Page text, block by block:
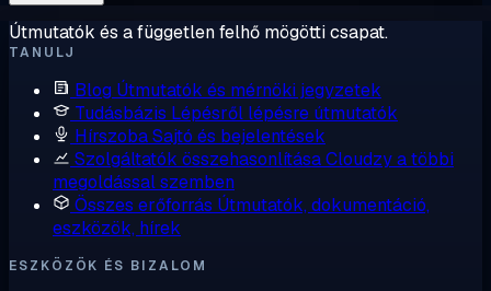
Útmutatók és a független felhő mögötti csapat.
TANULJ
Blog Útmutatók és mérnöki jegyzetek
Tudásbázis Lépésről lépésre útmutatók
HírszobaSajtó és bejelentések
Szolgáltatók összehasonlításaCloudzy a többi
megoldással szemben
Összes erőforrás Útmutatók, dokumentáció,
eszközök, hírek
ESZKÖZÖK ÉS BIZALOM